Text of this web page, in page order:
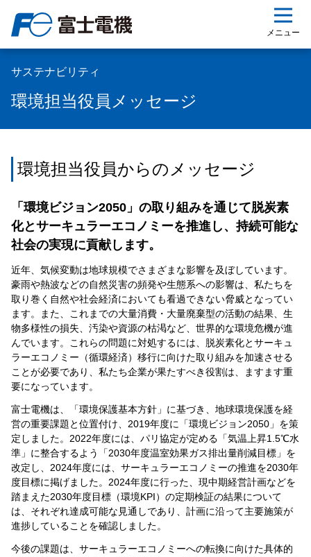
メニュー
サステナビリティ
環境担当役員メッセージ
環境担当役員からのメッセージ
「環境ビジョン2050」の取り組みを通じて脱炭素
化とサーキュラーエコノミーを推進し、持続可能な
社会の実現に貢献します。
近年、気候変動は地球規模でさまざまな影響を及ぼしています。
豪雨や熱波などの自然災害の頻発や生態系への影響は、私たちを
取り巻く自然や社会経済においても看過できない脅威となってい
ます。また、これまでの大量消費・大量廃棄型の活動の結果、生
物多様性の損失、汚染や資源の枯渇など、世界的な環境危機が進
んでいます。これらの問題に対処するには、脱炭素化とサーキュ
ラーエコノミー（循環経済）移行に向けた取り組みを加速させる
ことが必要であり、私たち企業が果たすべき役割は、ますます重
要になっています。
富士電機は、「環境保護基本方針」に基づき、地球環境保護を経
営の重要課題と位置付け、2019年度に
「環境ビジョン2050」 を策
定しました。2022年度には、パリ協定が定める「気温上昇1.5℃水
準」に整合するよう「2030年度温室効果ガス排出量削減目標」を
改定し、2024年度には、サーキュラーエコノミーの推進を2030年
度目標に掲げました。2024年度に行った、現中期経営計画などを
踏まえた2030年度目標（環境KPI）の定期検証の結果について
は、それぞれ達成可能な見通しであり、計画に沿って主要施策が
進捗していることを確認しました。
今後の課題は、サーキュラーエコノミーへの転換に向けた具体的